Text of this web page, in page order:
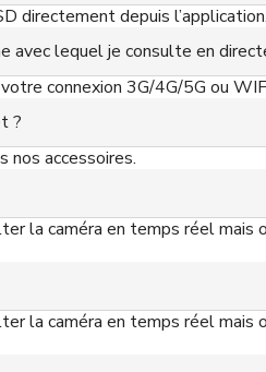
directement depuis l’application.
avec lequel je consulte en
connexion 3G/4G/5G ou
?
nos accessoires.
la caméra en temps réel
la caméra en temps réel